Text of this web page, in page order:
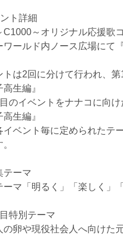
ト詳細
C1000～オリジナル応援歌
ワールド内ノース広場にて
トは2回に分けて行われ、
高生編』
のイベントをナナコに向け
高生編』
イベント毎に定められたテ
ーマ
ーマ「明るく」「楽しく」「
特別テーマ
の卵や現役社会人へ向けた